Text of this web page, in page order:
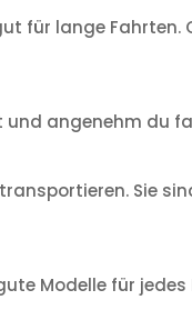
für lange Fahrten.
und angenehm du
Sie
Modelle für jedes